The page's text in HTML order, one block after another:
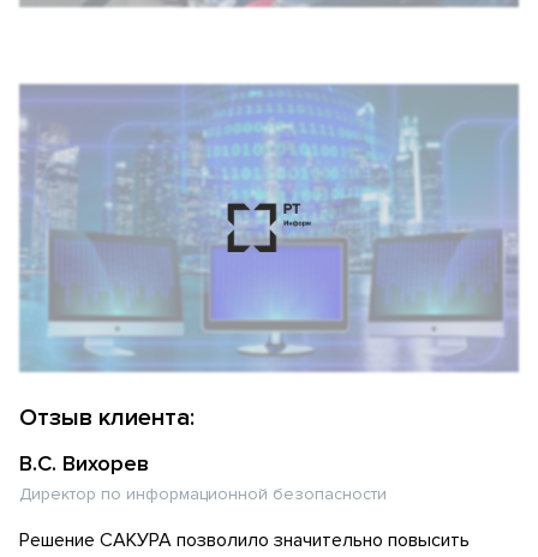
Отзыв клиента:
В.С. Вихорев
Директор по информационной безопасности
Решение САКУРА позволило значительно повысить